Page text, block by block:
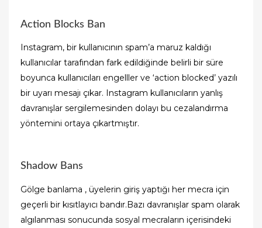
Action Blocks Ban
Instagram, bir kullanıcının spam’a maruz kaldığı
kullanıcılar tarafından fark edildiğinde belirli bir süre
boyunca kullanıcıları engelller ve ‘action blocked’ yazılı
bir uyarı mesajı çıkar. Instagram kullanıcıların yanlış
davranışlar sergilemesinden dolayı bu cezalandırma
yöntemini ortaya çıkartmıştır.
Shadow Bans
Gölge banlama , üyelerin giriş yaptığı her mecra için
geçerli bir kısıtlayıcı bandır.Bazı davranışlar spam olarak
algılanması sonucunda sosyal mecraların içerisindeki